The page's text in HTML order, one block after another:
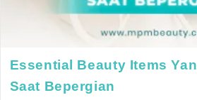
Essential Beauty Items
Saat Bepergian